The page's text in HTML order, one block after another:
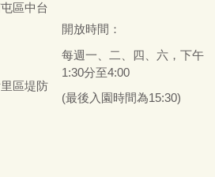
區中台
區堤防
開放時間：
每週一、二、四、六，下午
1:30分至4:00
(最後入園時間為15:30)